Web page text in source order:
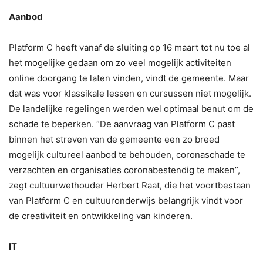
Aanbod
Platform C heeft vanaf de sluiting op 16 maart tot nu toe al
het mogelijke gedaan om zo veel mogelijk activiteiten
online doorgang te laten vinden, vindt de gemeente. Maar
dat was voor klassikale lessen en cursussen niet mogelijk.
De landelijke regelingen werden wel optimaal benut om de
schade te beperken. “De aanvraag van Platform C past
binnen het streven van de gemeente een zo breed
mogelijk cultureel aanbod te behouden, coronaschade te
verzachten en organisaties coronabestendig te maken”,
zegt cultuurwethouder Herbert Raat, die het voortbestaan
van Platform C en cultuuronderwijs belangrijk vindt voor
de creativiteit en ontwikkeling van kinderen.
IT